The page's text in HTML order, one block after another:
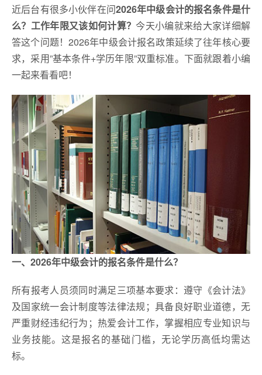
近后台有很多小伙伴在问2026年中级会计的报名条件是什
么？工作年限又该如何计算？今天小编就来给大家详细解
答这个问题！2026年中级会计报名政策延续了往年核心要
求，采用”基本条件+学历年限”双重标准。下面就跟着小编
一起来看看吧！
一、2026年中级会计的报名条件是什么？
所有报考人员须同时满足三项基本要求：遵守《会计法》
及国家统一会计制度等法律法规；具备良好职业道德，无
严重财经违纪行为；热爱会计工作，掌握相应专业知识与
业务技能。这是报名的基础门槛，无论学历高低均需达
标。